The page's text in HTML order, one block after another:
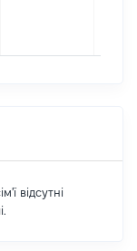
відсутні